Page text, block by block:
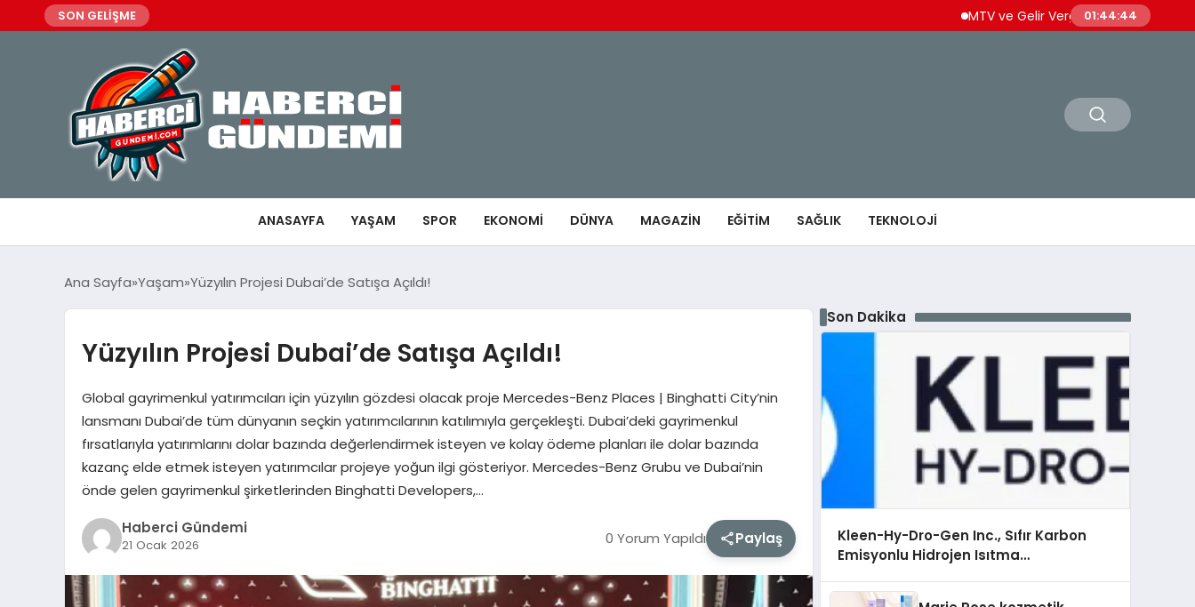
SON GELİŞME MTV ve Gelir Vergisi Ödemeleri İçin Son Gün
01:44:45
ANASAYFA YAŞAM SPOR EKONOMI DÜNYA MAGAZIN EĞITIM SAĞLIK TEKNOLOJI
Ana Sayfa Yaşam Yüzyılın Projesi Dubai’de Satışa Açıldı!
Yüzyılın Projesi Dubai’de Satışa Açıldı!
Global gayrimenkul yatırımcıları için yüzyılın gözdesi olacak proje Mercedes-Benz Places | Binghatti City’nin
lansmanı Dubai’de tüm dünyanın seçkin yatırımcılarının katılımıyla gerçekleşti. Dubai’deki gayrimenkul
fırsatlarıyla yatırımlarını dolar bazında değerlendirmek isteyen ve kolay ödeme planları ile dolar bazında
kazanç elde etmek isteyen yatırımcılar projeye yoğun ilgi gösteriyor. Mercedes-Benz Grubu ve Dubai’nin
önde gelen gayrimenkul şirketlerinden Binghatti Developers,…
Haberci Gündemi
21 Ocak 2026 0 Yorum Yapıldı Paylaş
Son Dakika
Kleen-Hy-Dro-Gen Inc., Sıfır Karbon
Emisyonlu Hidrojen Isıtma
Onaylarını Aldı